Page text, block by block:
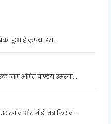
हुआ है कृपया इस...
नाम अमित पाण्डेय उसरगा...
और जोड़ो तब फिर व...